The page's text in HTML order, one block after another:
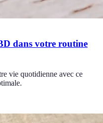
dans votre routine
vie quotidienne avec ce